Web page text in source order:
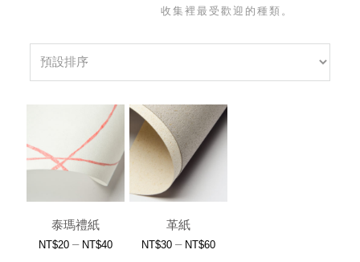
收集裡最受歡迎的種類。
泰瑪禮紙
NT$20 – NT$40
革紙
NT$30 – NT$60